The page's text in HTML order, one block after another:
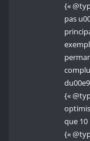
{«
pas
{«
que 10
{«